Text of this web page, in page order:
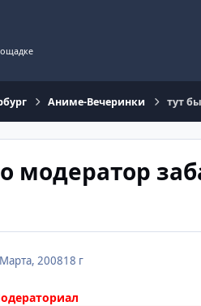
Аниме-Вечеринки тут
модератор
200818 г